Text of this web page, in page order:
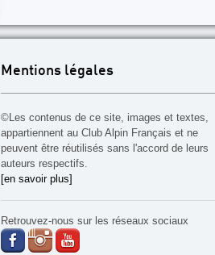
Mentions légales
©Les contenus de ce site, images et textes,
appartiennent au Club Alpin Français et ne
peuvent être réutilisés sans l'accord de leurs
auteurs respectifs.
[en savoir plus]
Retrouvez-nous sur les réseaux sociaux